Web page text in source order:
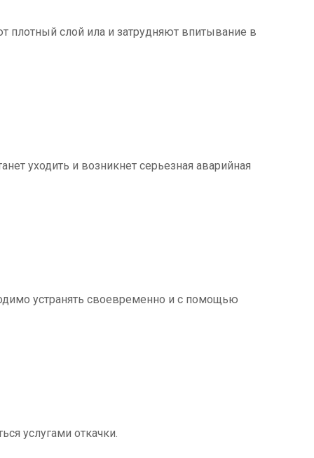
плотный слой ила и затрудняют впитывание в
уходить и возникнет серьезная аварийная
устранять своевременно и с помощью
услугами откачки.